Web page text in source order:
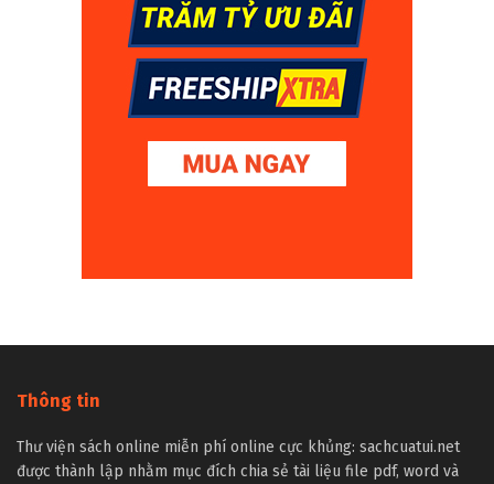
Thông tin
Thư viện sách online miễn phí online cực khủng: sachcuatui.net
được thành lập nhằm mục đích chia sẻ tài liệu file pdf, word và